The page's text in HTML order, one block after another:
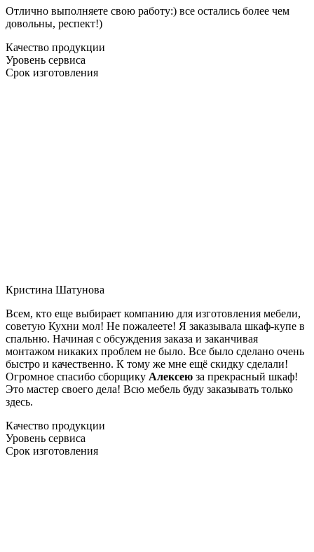
Отлично выполняете свою работу:) все остались более чем
довольны, респект!)
Качество продукции
Уровень сервиса
Срок изготовления
Кристина Шатунова
Всем, кто еще выбирает компанию для изготовления мебели,
советую Кухни мол! Не пожалеете! Я заказывала шкаф-купе в
спальню. Начиная с обсуждения заказа и заканчивая
монтажом никаких проблем не было. Все было сделано очень
быстро и качественно. К тому же мне ещё скидку сделали!
Огромное спасибо сборщику Алексею за прекрасный шкаф!
Это мастер своего дела! Всю мебель буду заказывать только
здесь.
Качество продукции
Уровень сервиса
Срок изготовления